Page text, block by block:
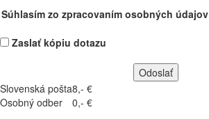
Súhlasím zo zpracovaním osobných údajov
Zaslať kópiu dotazu
Slovenská pošta8,- €
Osobný odber
0,- €